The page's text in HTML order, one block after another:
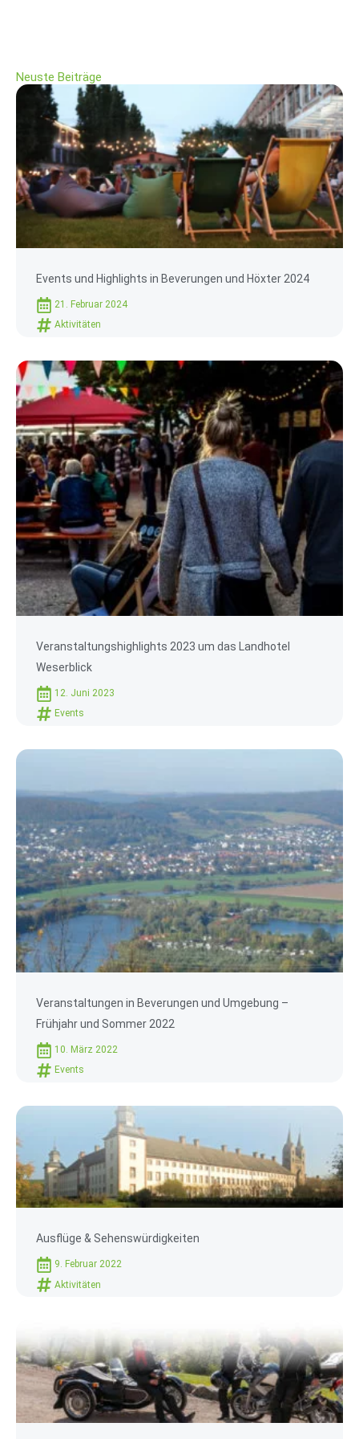
Neuste Beiträge
Events und Highlights in Beverungen und Höxter 2024
21. Februar 2024
Aktivitäten
Veranstaltungshighlights 2023 um das Landhotel
Weserblick
12. Juni 2023
Events
Veranstaltungen in Beverungen und Umgebung –
Frühjahr und Sommer 2022
10. März 2022
Events
Ausflüge & Sehenswürdigkeiten
9. Februar 2022
Aktivitäten